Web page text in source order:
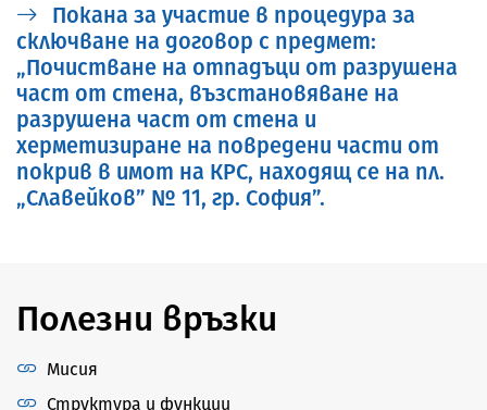
Покана за участие в процедура за
сключване на договор с предмет:
„Почистване на отпадъци от разрушена
част от стена, възстановяване на
разрушена част от стена и
херметизиране на повредени части от
покрив в имот на КРС, находящ се на пл.
„Славейков” № 11, гр. София”.
Полезни връзки
Мисия
Структура и функции